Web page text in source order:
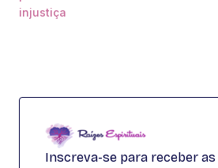
injustiça
Inscreva-se para receber